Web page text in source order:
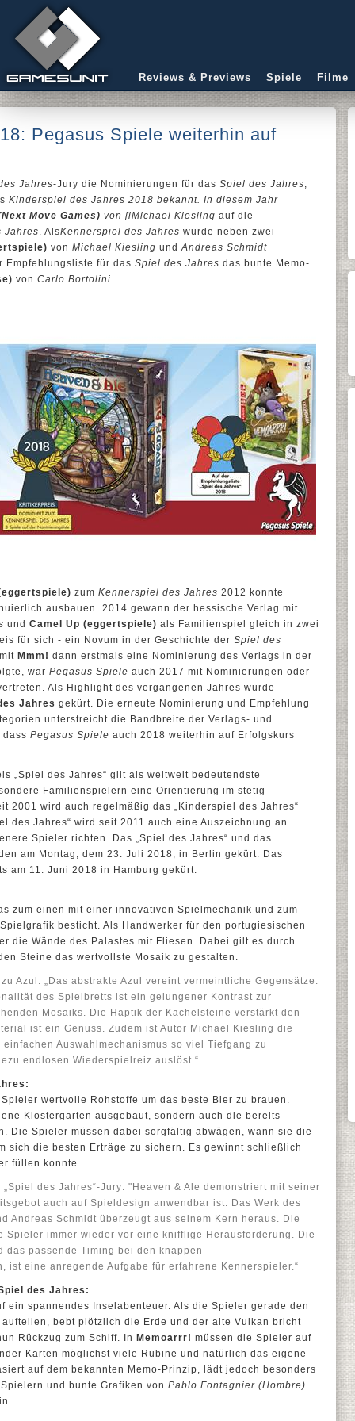
Reviews & Previews Spiele Filme
Pegasus Spiele weiterhin auf
Jahres-Jury die Nominierungen für das Spiel des Jahres,
Kinderspiel des Jahres 2018 bekannt. In diesem Jahr
Move Games) von [iMichael Kiesling auf die
Jahres. AlsKennerspiel des Jahres wurde neben zwei
von Michael Kiesling undAndreas Schmidt
Empfehlungsliste für das Spiel des Jahres das bunte Memo-
von Carlo Bortolini.
zum Kennerspiel des Jahres 2012 konnte
ausbauen. 2014 gewann der hessische Verlag mit
und Camel Up (eggertspiele) als Familienspiel gleich in zwei
für sich - ein Novum in der Geschichte der Spiel des
Mmm! dann erstmals eine Nominierung des Verlags in der
war Pegasus Spiele auch 2017 mit Nominierungen oder
Als Highlight des vergangenen Jahres wurde
Jahres gekürt. Die erneute Nominierung und Empfehlung
unterstreicht die Bandbreite der Verlags- und
dass Pegasus Spiele auch 2018 weiterhin auf Erfolgskurs
„Spiel des Jahres“ gilt als weltweit bedeutendste
Familienspielern eine Orientierung im stetig
2001 wird auch regelmäßig das „Kinderspiel des Jahres“
des Jahres“ wird seit 2011 auch eine Auszeichnung an
Spieler richten. Das „Spiel des Jahres“ und das
am Montag, dem 23. Juli 2018, in Berlin gekürt. Das
am 11. Juni 2018 in Hamburg gekürt.
zum einen mit einer innovativen Spielmechanik und zum
besticht. Als Handwerker für den portugiesischen
die Wände des Palastes mit Fliesen. Dabei gilt es durch
Steine das wertvollste Mosaik zu gestalten.
Azul: „Das abstrakte Azul vereint vermeintliche Gegensätze:
des Spielbretts ist ein gelungener Kontrast zur
Mosaiks. Die Haptik der Kachelsteine verstärkt den
ist ein Genuss. Zudem ist Autor Michael Kiesling die
Auswahlmechanismus so viel Tiefgang zu
endlosen Wiederspielreiz auslöst.“
wertvolle Rohstoffe um das beste Bier zu brauen.
Klostergarten ausgebaut, sondern auch die bereits
Die Spieler müssen dabei sorgfältig abwägen, wann sie die
sich die besten Erträge zu sichern. Es gewinnt schließlich
füllen konnte.
des Jahres“-Jury: "Heaven & Ale demonstriert mit seiner
auch auf Spieldesign anwendbar ist: Das Werk des
Andreas Schmidt überzeugt aus seinem Kern heraus. Die
Spieler immer wieder vor eine knifflige Herausforderung. Die
das passende Timing bei den knappen
ist eine anregende Aufgabe für erfahrene Kennerspieler.“
des Jahres:
ein spannendes Inselabenteuer. Als die Spieler gerade den
bebt plötzlich die Erde und der alte Vulkan bricht
Rückzug zum Schiff. In Memoarrr! müssen die Spieler auf
Karten möglichst viele Rubine und natürlich das eigene
auf dem bekannten Memo-Prinzip, lädt jedoch besonders
und bunte Grafiken von Pablo Fontagnier (Hombre)